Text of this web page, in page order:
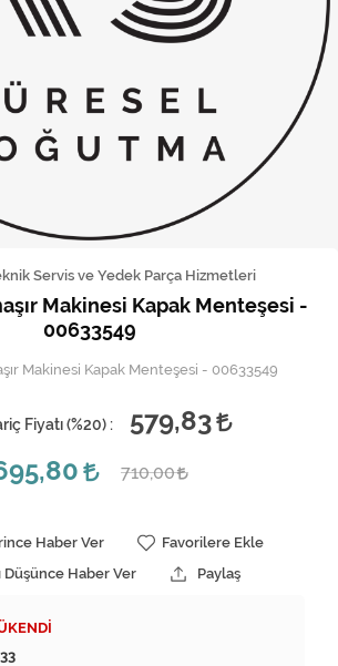
Fırın, Ocak ve Aspiratör
Klima
Kombi
Musluk
Servis ve Yedek Parça Hizmetleri
Makinesi Kapak Menteşesi -
00633549
Makinesi Kapak Menteşesi - 00633549
Fiyatı (%20) :
579,83
710,00
Haber Ver
Favorilere Ekle
Düşünce Haber Ver
Paylaş